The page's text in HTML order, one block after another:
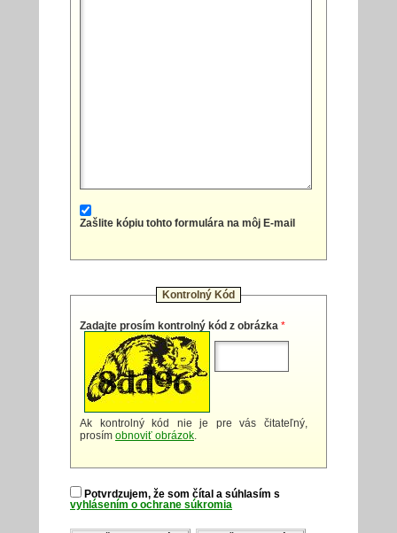
Zašlite kópiu tohto formulára na môj E-mail
Kontrolný Kód
Zadajte prosím kontrolný kód z obrázka *
Ak kontrolný kód nie je pre vás čitateľný,
prosím obnoviť obrázok.
Potvrdzujem, že som čítal a súhlasím s
vyhlásením o ochrane súkromia